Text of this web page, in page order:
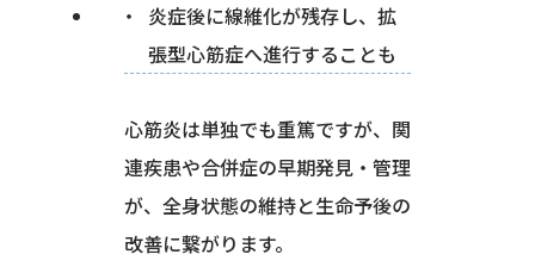
炎症後に線維化が残存し、拡
張型心筋症へ進行することも
心筋炎は単独でも重篤ですが、関
連疾患や合併症の早期発見・管理
が、全身状態の維持と生命予後の
改善に繋がります。